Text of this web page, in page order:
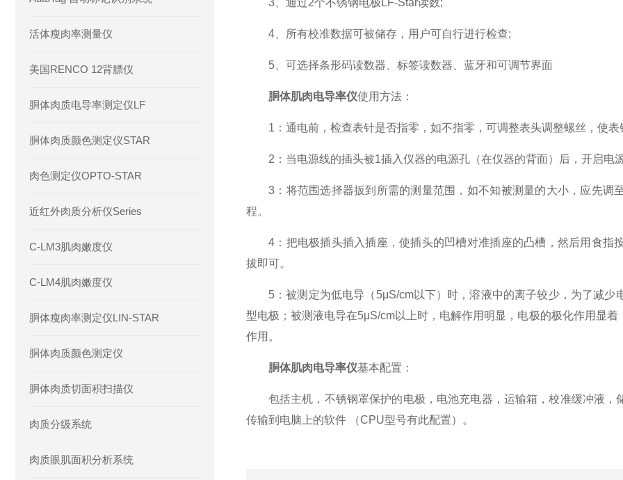
活体瘦肉率测量仪
美国RENCO 12背膘仪
胴体肉质电导率测定仪LF
胴体肉质颜色测定仪STAR
肉色测定仪OPTO-STAR
近红外肉质分析仪Series
C-LM3肌肉嫩度仪
C-LM4肌肉嫩度仪
胴体瘦肉率测定仪LIN-STAR
胴体肉质颜色测定仪
胴体肉质切面积扫描仪
肉质分级系统
肉质眼肌面积分析系统
3、通过2个不锈钢电极LF-Star读数;
4、所有校准数据可被储存，用户可自行进行检查;
5、可选择条形码读数器、标签读数器、蓝牙和可调节界面
胴体肌肉电导率仪使用方法：
1：通电前，检查表针是否指零，如不指零，可调整表头调整螺丝，使表
2：当电源线的插头被1插入仪器的电源孔（在仪器的背面）后，开启电
3：将范围选择器扳到所需的测量范围，如不知被测量的大小，应先调
程。
4：把电极插头插入插座，使插头的凹槽对准插座的凸槽，然后用食指
拔即可。
5：被测定为低电导（5μS/cm以下）时，溶液中的离子较少，为了减少
型电极；被测液电导在5μS/cm以上时，电解作用明显，电极的极化作用显
作用。
胴体肌肉电导率仪基本配置：
包括主机，不锈钢罩保护的电极，电池充电器，运输箱，校准缓冲液，
传输到电脑上的软件 （CPU型号有此配置）。